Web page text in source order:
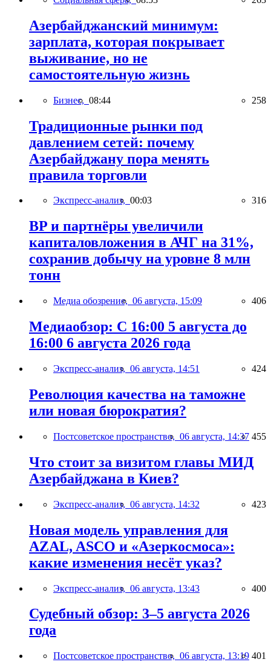
Азербайджанский минимум:
зарплата, которая покрывает
выживание, но не
самостоятельную жизнь
Бизнес, 08:44 258
Традиционные рынки под
давлением сетей: почему
Азербайджану пора менять
правила торговли
Экспресс-анализ, 00:03 316
BP и партнёры увеличили
капиталовложения в АЧГ на 31%,
сохранив добычу на уровне 8 млн
тонн
Медиа обозрение, 06 августа, 15:09 406
Медиаобзор: С 16:00 5 августа до
16:00 6 августа 2026 года
Экспресс-анализ, 06 августа, 14:51 424
Революция качества на таможне
или новая бюрократия?
Постсоветское пространство, 06 августа, 14:37 455
Что стоит за визитом главы МИД
Азербайджана в Киев?
Экспресс-анализ, 06 августа, 14:32 423
Новая модель управления для
AZAL, ASCO и «Азеркосмоса»:
какие изменения несёт указ?
Экспресс-анализ, 06 августа, 13:43 400
Судебный обзор: 3–5 августа 2026
года
Постсоветское пространство, 06 августа, 13:19 401